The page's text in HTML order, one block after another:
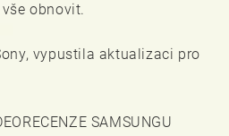
obnovit.
vypustila aktualizaci pro
SAMSUNGU